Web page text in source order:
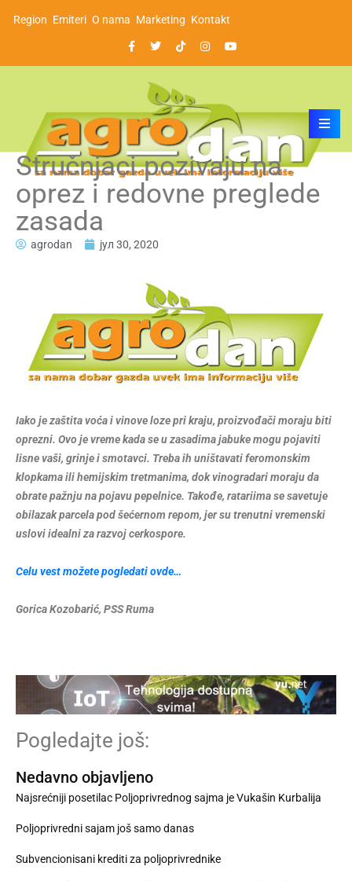
Region Emiteri O nama Marketing Kontakt
Stručnjaci pozivaju na
oprez i redovne preglede
zasada
agrodan јул 30, 2020
Iako je zaštita voća i vinove loze pri kraju, proizvođači moraju biti
oprezni. Ovo je vreme kada se u zasadima jabuke mogu pojaviti
lisne vaši, grinje i smotavci. Treba ih uništavati feromonskim
klopkama ili hemijskim tretmanima, dok vinogradari moraju da
obrate pažnju na pojavu pepelnice. Takođe, ratariima se savetuje
obilazak parcela pod šećernom repom, jer su trenutni vremenski
uslovi idealni za razvoj cerkospore.
Celu vest možete pogledati ovde…
Gorica Kozobarić, PSS Ruma
Pogledajte još:
Nedavno objavljeno
Najsrećniji posetilac Poljoprivrednog sajma je Vukašin Kurbalija
Poljoprivredni sajam još samo danas
Subvencionisani krediti za poljoprivrednike